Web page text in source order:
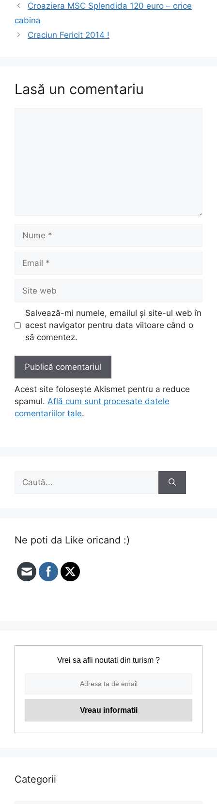
Croaziera MSC Splendida 120 euro – orice
cabina
Craciun Fericit 2014 !
Lasă un comentariu
web
Salvează-mi numele, emailul și site-ul web în
acest navigator pentru data viitoare când o
să comentez.
Acest site folosește Akismet pentru a reduce
spamul. Află cum sunt procesate datele
comentariilor tale.
după:
Ne poti da Like oricand :)
Vrei sa afli noutati din turism ?
Categorii